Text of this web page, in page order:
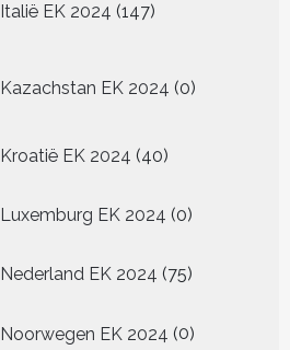
Italië EK 2024 147
producten
Kazachstan EK 2024 0
producten
Kroatië EK 2024 4040
Luxemburg EK 2024 00
Nederland EK 2024 7575
Noorwegen EK 2024 00